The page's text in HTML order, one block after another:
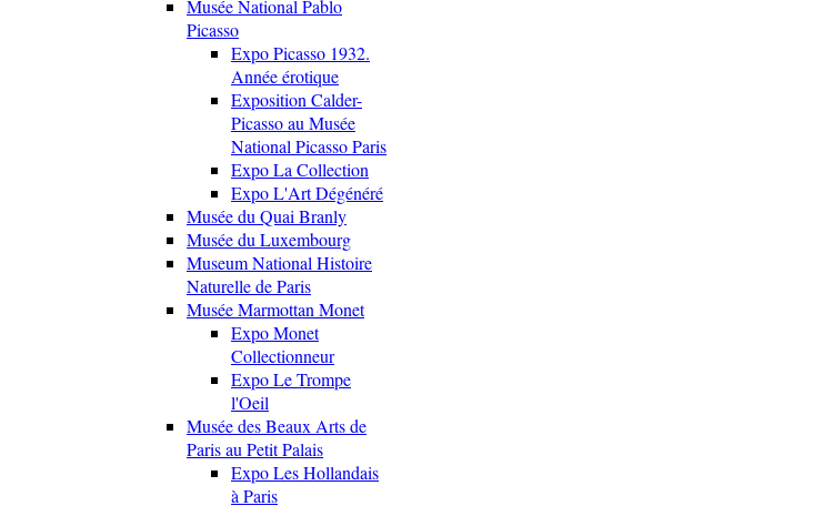
Musée National Pablo
Picasso
Expo Picasso 1932.
Année érotique
Exposition Calder-
Picasso au Musée
National Picasso Paris
Expo La Collection
Expo L'Art Dégénéré
Musée du Quai Branly
Musée du Luxembourg
Museum National Histoire
Naturelle de Paris
Musée Marmottan Monet
Expo Monet
Collectionneur
Expo Le Trompe
l'Oeil
Musée des Beaux Arts de
Paris au Petit Palais
Expo Les Hollandais
à Paris